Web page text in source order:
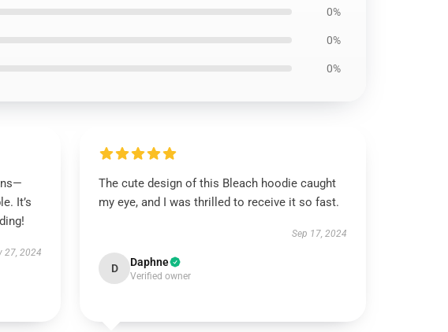
0%
0%
0%
It’s
27, 2024
The cute design of this Bleach hoodie caught
my eye, and I was thrilled to receive it so fast.
Sep 17, 2024
D Daphne
Verified owner